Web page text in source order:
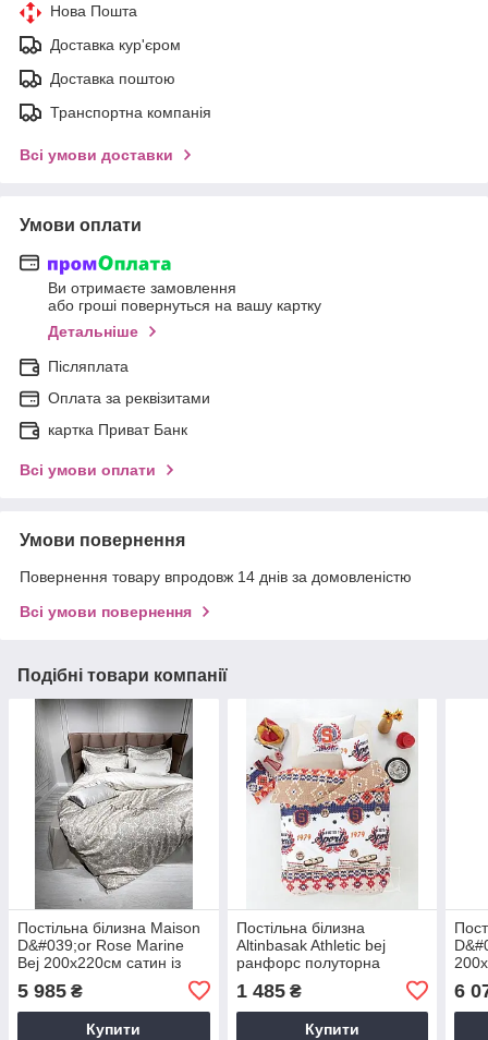
Нова Пошта
Доставка кур'єром
Доставка поштою
Транспортна компанія
Всі умови доставки
Умови оплати
Ви отримаєте замовлення
або гроші повернуться на вашу картку
Детальніше
Післяплата
Оплата за реквізитами
картка Приват Банк
Всі умови оплати
Умови повернення
Повернення товару впродовж 14 днів за домовленістю
Всі умови повернення
Подібні товари компанії
Постільна білизна Maison
D&#039;or Rose Marine
Bej 200x220см сатин із
5 985 ₴
Купити
Постільна білизна
Altinbasak Athletic bej
ранфорс полуторна
1 485₴
Купити
6